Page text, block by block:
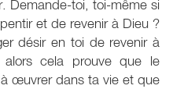
Demande-toi, toi-même si
et de revenir à Dieu ?
désir en toi de revenir à
cela prouve que le
œuvrer dans ta vie et que